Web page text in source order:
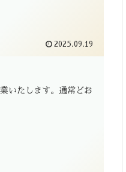
2025.09.19
いたします。通常どお